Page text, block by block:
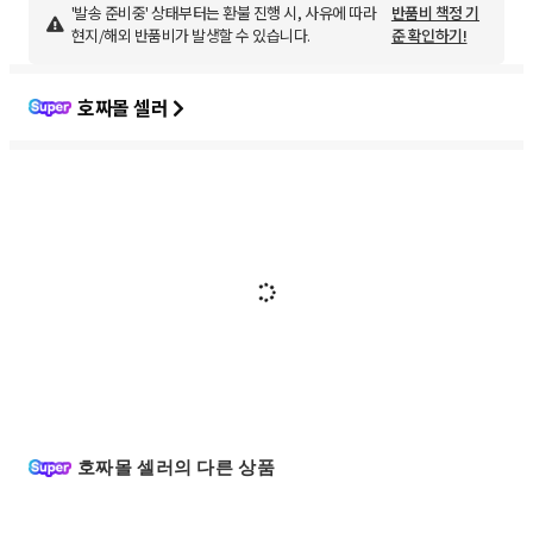
'발송 준비중' 상태부터는 환불 진행 시, 사유에 따라
현지/해외 반품비가 발생할 수 있습니다.
반품비 책정 기
준 확인하기!
호짜몰 셀러
호짜몰 셀러의 다른 상품